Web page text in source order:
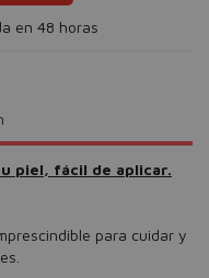
en 48 horas
piel, fácil de aplicar.
para cuidar y